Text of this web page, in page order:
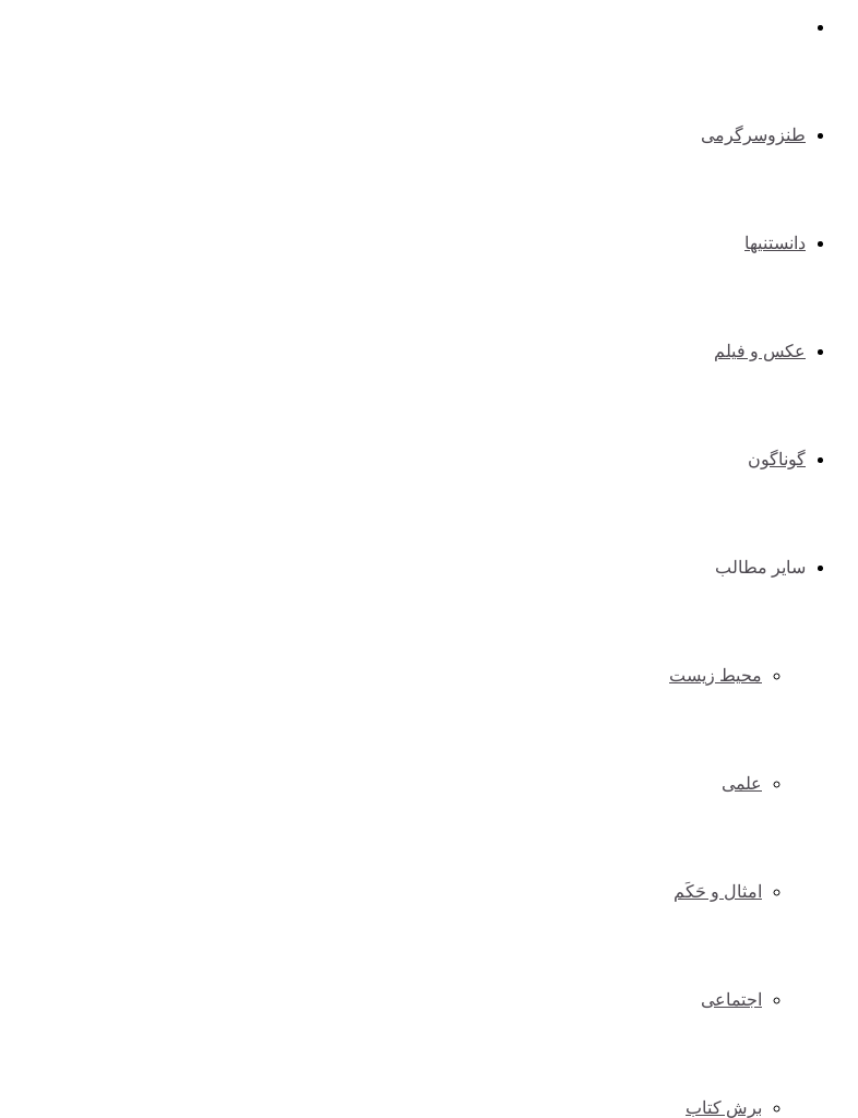
طنزوسرگرمی
دانستنیها
عکس و فیلم
گوناگون
سایر مطالب
محیط زیست
علمی
امثال و حَکَم
اجتماعی
برش کتاب